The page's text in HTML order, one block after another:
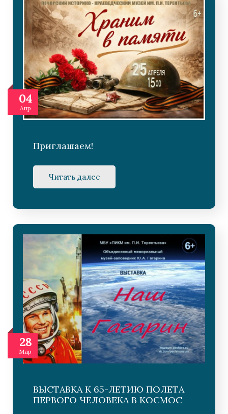
04
Апр
Приглашаем!
Читать далее
28
Мар
ВЫСТАВКА К 65-ЛЕТИЮ ПОЛЕТА
ПЕРВОГО ЧЕЛОВЕКА В КОСМОС